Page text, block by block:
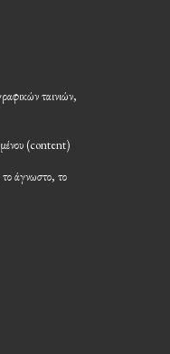
ταινιών,
(content)
άγνωστο, το